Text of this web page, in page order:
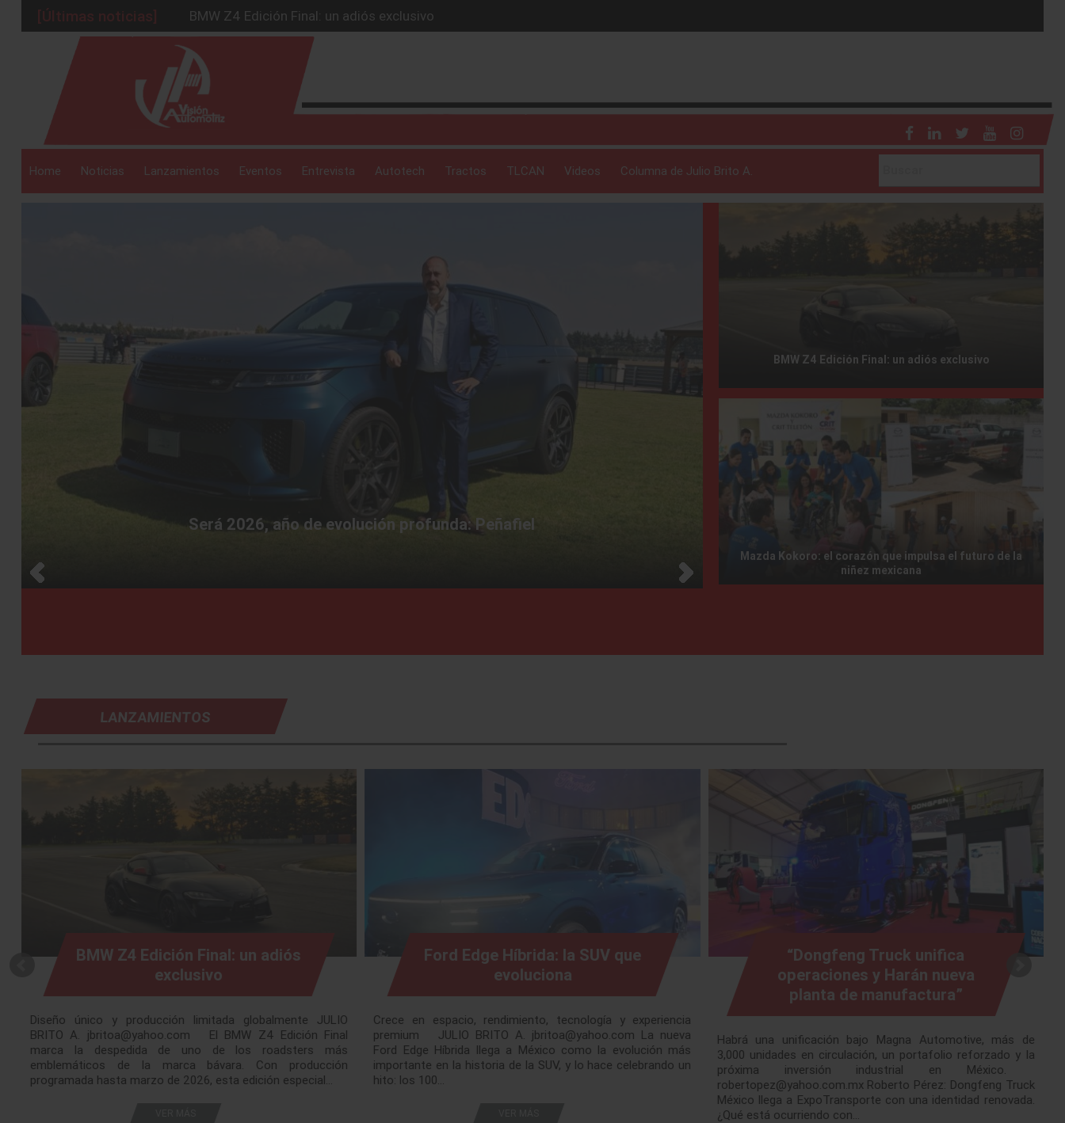
[Últimas noticias]
BMW Z4 Edición Final: un adiós exclusivo
Ford Edge Híbrida: la SUV que evoluciona
Ventas se estabilizan: INEGI
Será 2026, año de evolución profunda: Peñafiel
Chirey lanzará su primera pick-up en 2026
Home Noticias Lanzamientos Eventos Entrevista Autotech Tractos TLCAN Videos Columna de Julio Brito A.
Será 2026, año de evolución profunda: Peñafiel
BMW Z4 Edición Final: un adiós exclusivo
Mazda Kokoro: el corazón que impulsa el futuro de la
niñez mexicana
LANZAMIENTOS
BMW Z4 Edición Final: un adiós
exclusivo
Diseño único y producción limitada globalmente JULIO
BRITO A. jbritoa@yahoo.com El BMW Z4 Edición Final
marca la despedida de uno de los roadsters más
emblemáticos de la marca bávara. Con producción
programada hasta marzo de 2026, esta edición especial…
Ford Edge Híbrida: la SUV que
evoluciona
Crece en espacio, rendimiento, tecnología y experiencia
premium JULIO BRITO A. jbritoa@yahoo.com La nueva
Ford Edge Híbrida llega a México como la evolución más
importante en la historia de la SUV, y lo hace celebrando un
hito: los 100…
“Dongfeng Truck unifica
operaciones y Harán nueva
planta de manufactura”
Habrá una unificación bajo Magna Automotive, más de
3,000 unidades en circulación, un portafolio reforzado y la
próxima inversión industrial en México.
robertopez@yahoo.com.mx Roberto Pérez: Dongfeng Truck
México llega a ExpoTransporte con una identidad renovada.
¿Qué está ocurriendo con…